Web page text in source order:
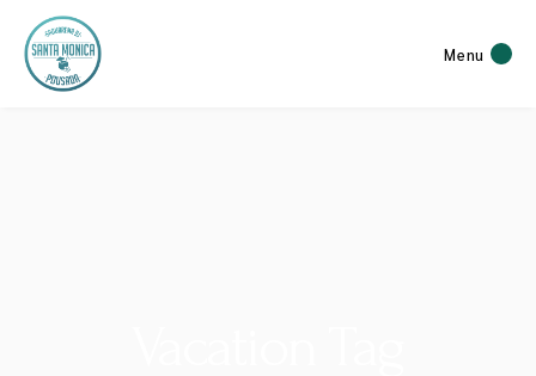
Menu